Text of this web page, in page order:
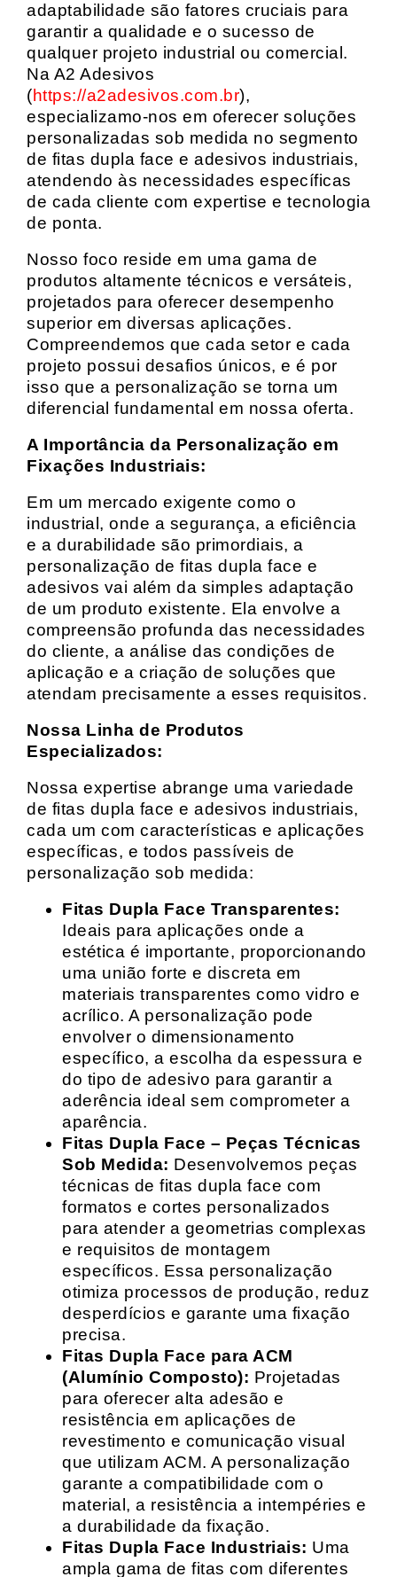
adaptabilidade são fatores cruciais para
garantir a qualidade e o sucesso de
qualquer projeto industrial ou comercial.
Na A2 Adesivos
(https://a2adesivos.com.br),
especializamo-nos em oferecer soluções
personalizadas sob medida no segmento
de fitas dupla face e adesivos industriais,
atendendo às necessidades específicas
de cada cliente com expertise e tecnologia
de ponta.
Nosso foco reside em uma gama de
produtos altamente técnicos e versáteis,
projetados para oferecer desempenho
superior em diversas aplicações.
Compreendemos que cada setor e cada
projeto possui desafios únicos, e é por
isso que a personalização se torna um
diferencial fundamental em nossa oferta.
A Importância da Personalização em
Fixações Industriais:
Em um mercado exigente como o
industrial, onde a segurança, a eficiência
e a durabilidade são primordiais, a
personalização de fitas dupla face e
adesivos vai além da simples adaptação
de um produto existente. Ela envolve a
compreensão profunda das necessidades
do cliente, a análise das condições de
aplicação e a criação de soluções que
atendam precisamente a esses requisitos.
Nossa Linha de Produtos
Especializados:
Nossa expertise abrange uma variedade
de fitas dupla face e adesivos industriais,
cada um com características e aplicações
específicas, e todos passíveis de
personalização sob medida:
Fitas Dupla Face Transparentes:
Ideais para aplicações onde a
estética é importante, proporcionando
uma união forte e discreta em
materiais transparentes como vidro e
acrílico. A personalização pode
envolver o dimensionamento
específico, a escolha da espessura e
do tipo de adesivo para garantir a
aderência ideal sem comprometer a
aparência.
Fitas Dupla Face – Peças Técnicas
Sob Medida: Desenvolvemos peças
técnicas de fitas dupla face com
formatos e cortes personalizados
para atender a geometrias complexas
e requisitos de montagem
específicos. Essa personalização
otimiza processos de produção, reduz
desperdícios e garante uma fixação
precisa.
Fitas Dupla Face para ACM
(Alumínio Composto): Projetadas
para oferecer alta adesão e
resistência em aplicações de
revestimento e comunicação visual
que utilizam ACM. A personalização
garante a compatibilidade com o
material, a resistência a intempéries e
a durabilidade da fixação.
Fitas Dupla Face Industriais: Uma
ampla gama de fitas com diferentes